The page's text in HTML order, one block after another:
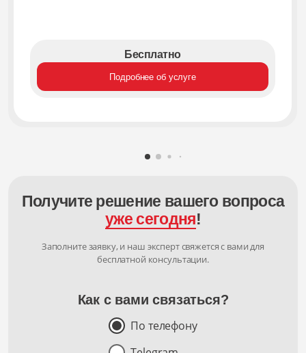
Бесплатно
Подробнее об услуге
Получите решение вашего вопроса
уже сегодня!
Заполните заявку, и наш эксперт свяжется с вами для
бесплатной консультации.
Как с вами связаться?
По телефону